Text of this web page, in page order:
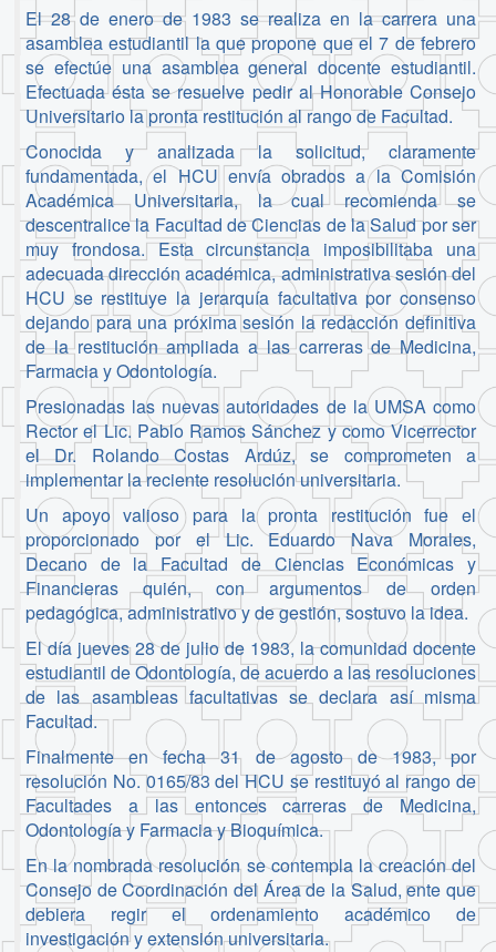
El 28 de enero de 1983 se realiza en la carrera una
asamblea estudiantil la que propone que el 7 de febrero
se efectúe una asamblea general docente estudiantil.
Efectuada ésta se resuelve pedir al Honorable Consejo
Universitario la pronta restitución al rango de Facultad.
Conocida y analizada la solicitud, claramente
fundamentada, el HCU envía obrados a la Comisión
Académica Universitaria, la cual recomienda se
descentralice la Facultad de Ciencias de la Salud por ser
muy frondosa. Esta circunstancia imposibilitaba una
adecuada dirección académica, administrativa sesión del
HCU se restituye la jerarquía facultativa por consenso
dejando para una próxima sesión la redacción definitiva
de la restitución ampliada a las carreras de Medicina,
Farmacia y Odontología.
Presionadas las nuevas autoridades de la UMSA como
Rector el Lic. Pablo Ramos Sánchez y como Vicerrector
el Dr. Rolando Costas Ardúz, se comprometen a
implementar la reciente resolución universitaria.
Un apoyo valioso para la pronta restitución fue el
proporcionado por el Lic. Eduardo Nava Morales,
Decano de la Facultad de Ciencias Económicas y
Financieras quién, con argumentos de orden
pedagógica, administrativo y de gestión, sostuvo la idea.
El día jueves 28 de julio de 1983, la comunidad docente
estudiantil de Odontología, de acuerdo a las resoluciones
de las asambleas facultativas se declara así misma
Facultad.
Finalmente en fecha 31 de agosto de 1983, por
resolución No. 0165/83 del HCU se restituyó al rango de
Facultades a las entonces carreras de Medicina,
Odontología y Farmacia y Bioquímica.
En la nombrada resolución se contempla la creación del
Consejo de Coordinación del Área de la Salud, ente que
debiera regir el ordenamiento académico de
investigación y extensión universitaria.